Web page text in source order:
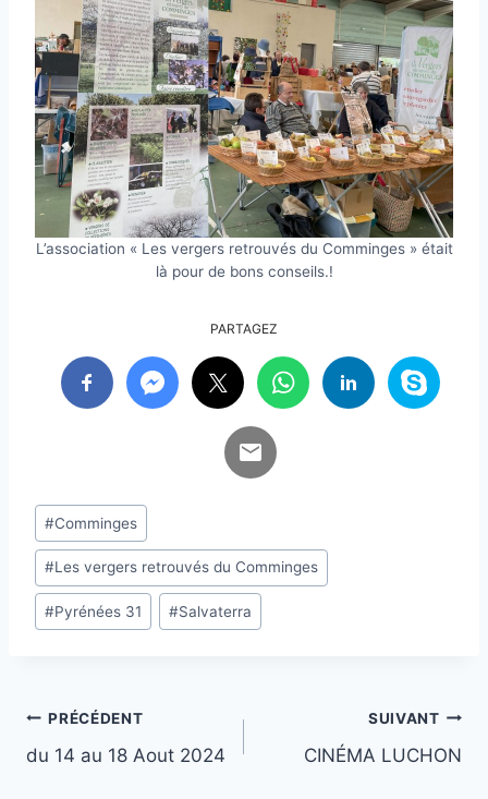
L’association « Les vergers retrouvés du Comminges » était
là pour de bons conseils.!
PARTAGEZ
Étiquettes
de
la
publication :
#Comminges
#Les vergers retrouvés du Comminges
#Pyrénées 31 #Salvaterra
Navigation
de
PRÉCÉDENT
du 14 au 18 Aout 2024
SUIVANT
CINÉMA LUCHON